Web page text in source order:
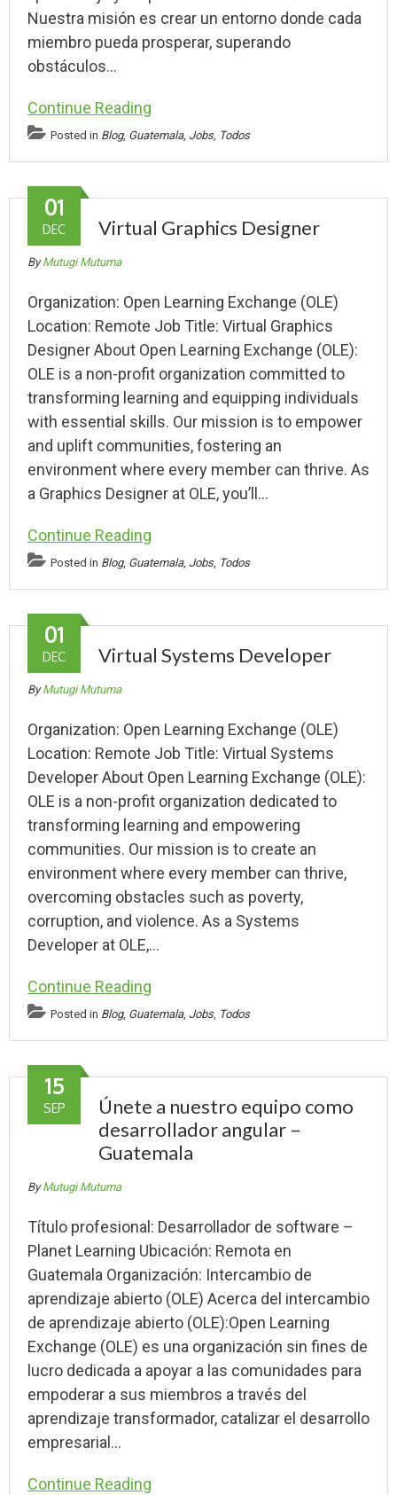
Nuestra misión es crear un entorno donde cada
miembro pueda prosperar, superando
obstáculos…
Continue Reading
Posted in Blog, Guatemala, Jobs, Todos
Virtual Graphics Designer
01
DEC
ByMutugi Mutuma
Organization: Open Learning Exchange (OLE)
Location: Remote Job Title: Virtual Graphics
Designer About Open Learning Exchange (OLE):
OLE is a non-profit organization committed to
transforming learning and equipping individuals
with essential skills. Our mission is to empower
and uplift communities, fostering an
environment where every member can thrive. As
a Graphics Designer at OLE, you’ll…
Continue Reading
Posted in Blog, Guatemala, Jobs, Todos
Virtual Systems Developer
01
DEC
ByMutugi Mutuma
Organization: Open Learning Exchange (OLE)
Location: Remote Job Title: Virtual Systems
Developer About Open Learning Exchange (OLE):
OLE is a non-profit organization dedicated to
transforming learning and empowering
communities. Our mission is to create an
environment where every member can thrive,
overcoming obstacles such as poverty,
corruption, and violence. As a Systems
Developer at OLE,…
Continue Reading
Posted in Blog, Guatemala, Jobs, Todos
Únete a nuestro equipo como
desarrollador angular –
Guatemala
15
SEP
ByMutugi Mutuma
Título profesional: Desarrollador de software –
Planet Learning Ubicación: Remota en
Guatemala Organización: Intercambio de
aprendizaje abierto (OLE) Acerca del intercambio
de aprendizaje abierto (OLE):Open Learning
Exchange (OLE) es una organización sin fines de
lucro dedicada a apoyar a las comunidades para
empoderar a sus miembros a través del
aprendizaje transformador, catalizar el desarrollo
empresarial…
Continue Reading